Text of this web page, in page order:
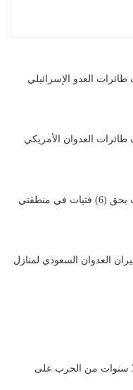
طائرات العدو الإسرائيلي
طائرات العدوان الأمريكي
بيان إدانة جريمة الاغتصاب بحق (6) فتيات في منطقتي
العدوان السعودي لمنازل
فعالية بعنوان: إحصائيات 3 سنوات من الحرب على